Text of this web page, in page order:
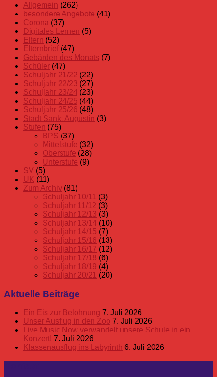
Allgemein (262)
besondere Angebote (41)
Corona (37)
Digitales Lernen (5)
Eltern (52)
Elternbrief(47)
Gebärden des Monats (7)
Schüler (47)
Schuljahr 21/22 (22)
Schuljahr 22/23 (27)
Schuljahr 23/24 (23)
Schuljahr 24/25 (44)
Schuljahr 25/26 (48)
Stadt Sankt Augustin (3)
Stufen (75)
BPS (37)
Mittelstufe (32)
Oberstufe (28)
Unterstufe (9)
SV (5)
UK (11)
Zum Archiv (81)
Schuljahr 10/11 (3)
Schuljahr 11/12 (3)
Schuljahr 12/13 (3)
Schuljahr 13/14 (10)
Schuljahr 14/15 (7)
Schuljahr 15/16 (13)
Schuljahr 16/17 (12)
Schuljahr 17/18 (6)
Schuljahr 18/19 (4)
Schuljahr 20/21 (20)
Aktuelle Beiträge
Ein Eis zur Belohnung 7. Juli 2026
Unser Ausflug in den Zoo 7. Juli 2026
Live Music Now verwandelt unsere Schule in ein
Konzert! 7. Juli 2026
Klassenausflug ins Labyrinth 6. Juli 2026